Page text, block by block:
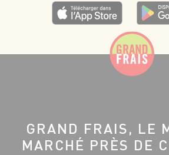
GRAND FRAIS, LE
MARCHÉ PRÈS DE